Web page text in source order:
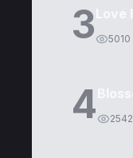
3 5010
4 2542